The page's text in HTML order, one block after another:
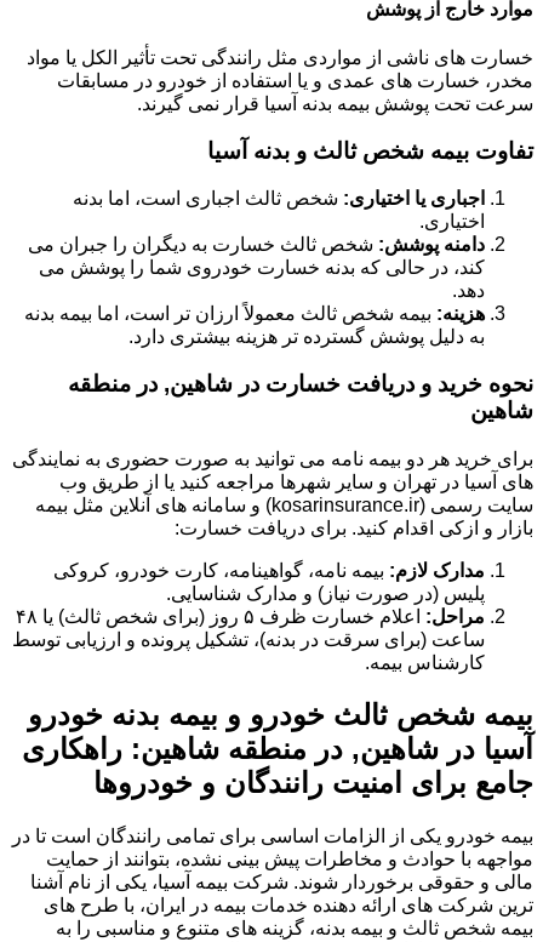
موارد خارج از پوشش
خسارت های ناشی از مواردی مثل رانندگی تحت تأثیر الکل یا مواد
مخدر، خسارت های عمدی و یا استفاده از خودرو در مسابقات
سرعت تحت پوشش بیمه بدنه آسیا قرار نمی گیرند.
تفاوت بیمه شخص ثالث و بدنه آسیا
اجباری یا اختیاری: شخص ثالث اجباری است، اما بدنه
اختیاری.
دامنه پوشش: شخص ثالث خسارت به دیگران را جبران می
کند، در حالی که بدنه خسارت خودروی شما را پوشش می
دهد.
هزینه: بیمه شخص ثالث معمولاً ارزان تر است، اما بیمه بدنه
به دلیل پوشش گسترده تر هزینه بیشتری دارد.
نحوه خرید و دریافت خسارت در شاهین, در منطقه
شاهین
برای خرید هر دو بیمه نامه می توانید به صورت حضوری به نمایندگی
های آسیا در تهران و سایر شهرها مراجعه کنید یا از طریق وب
سایت رسمی (kosarinsurance.ir) و سامانه های آنلاین مثل بیمه
بازار و ازکی اقدام کنید. برای دریافت خسارت:
مدارک لازم: بیمه نامه، گواهینامه، کارت خودرو، کروکی
پلیس (در صورت نیاز) و مدارک شناسایی.
مراحل:
اعلام خسارت ظرف ۵ روز (برای شخص ثالث) یا ۴۸
ساعت (برای سرقت در بدنه)، تشکیل پرونده و ارزیابی توسط
کارشناس بیمه.
بیمه شخص ثالث خودرو و بیمه بدنه خودرو
آسیا در شاهین, در منطقه شاهین: راهکاری
جامع برای امنیت رانندگان و خودروها
بیمه خودرو یکی از الزامات اساسی برای تمامی رانندگان است تا در
مواجهه با حوادث و مخاطرات پیش بینی نشده، بتوانند از حمایت
مالی و حقوقی برخوردار شوند. شرکت بیمه آسیا، یکی از نام آشنا
ترین شرکت های ارائه دهنده خدمات بیمه در ایران، با طرح های
بیمه شخص ثالث و بیمه بدنه، گزینه های متنوع و مناسبی را به